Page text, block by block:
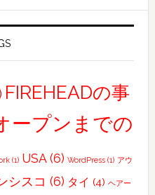
友
人
合
流・
士
林
夜
FIREHEADの事
ープンまでの
(1) USA(6) WordPress(1) アウ
シスコ (6) タイ (4) ヘアー